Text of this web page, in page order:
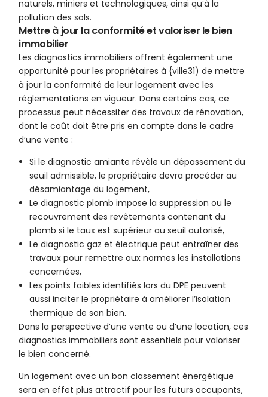
naturels, miniers et technologiques, ainsi qu’à la
pollution des sols.
Mettre à jour la conformité et valoriser le bien
immobilier
Les diagnostics immobiliers offrent également une
opportunité pour les propriétaires à {ville31) de mettre
à jour la conformité de leur logement avec les
réglementations en vigueur. Dans certains cas, ce
processus peut nécessiter des travaux de rénovation,
dont le coût doit être pris en compte dans le cadre
d’une vente :
Si le diagnostic amiante révèle un dépassement du
seuil admissible, le propriétaire devra procéder au
désamiantage du logement,
Le diagnostic plomb impose la suppression ou le
recouvrement des revêtements contenant du
plomb si le taux est supérieur au seuil autorisé,
Le diagnostic gaz et électrique peut entraîner des
travaux pour remettre aux normes les installations
concernées,
Les points faibles identifiés lors du DPE peuvent
aussi inciter le propriétaire à améliorer l’isolation
thermique de son bien.
Dans la perspective d’une vente ou d’une location, ces
diagnostics immobiliers sont essentiels pour valoriser
le bien concerné.
Un logement avec un bon classement énergétique
sera en effet plus attractif pour les futurs occupants,